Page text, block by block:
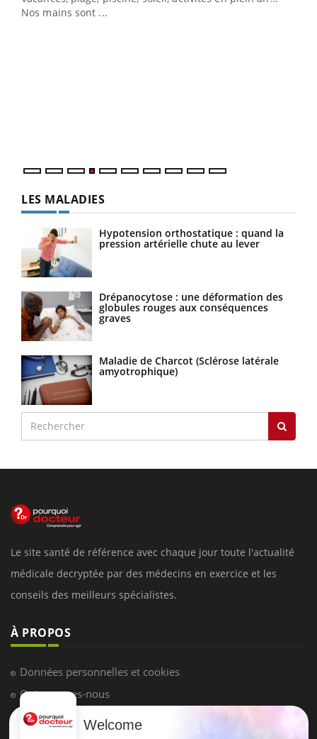
Nos mains sont ...
LES MALADIES
Hypotension orthostatique : quand la
pression artérielle chute au lever
Drépanocytose : une déformation des
globules rouges aux conséquences
graves
Maladie de Charcot (Sclérose latérale
amyotrophique)
Le site santé de référence avec chaque jour toute l'actualité
médicale decryptée par des médecins en exercice et les
conseils des meilleurs spécialistes.
À PROPOS
Données personnelles et cookies
Qui sommes-nous
Conditions d'utilisation
Welcome